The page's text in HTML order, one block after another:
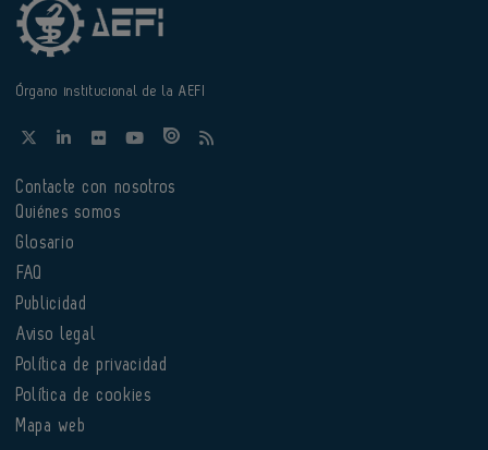
Órgano institucional de la AEFI
Contacte con nosotros
Quiénes somos
Glosario
FAQ
Publicidad
Aviso legal
Política de privacidad
Política de cookies
Mapa web